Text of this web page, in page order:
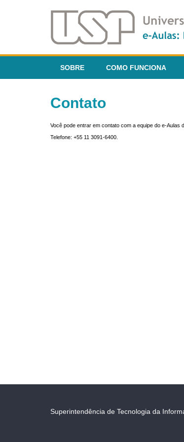
SOBRE COMO FUNCIONA
Contato
Você pode entrar em contato com a equipe do e-Aulas
Telefone: +55 11 3091-6400.
Superintendência de Tecnologia da